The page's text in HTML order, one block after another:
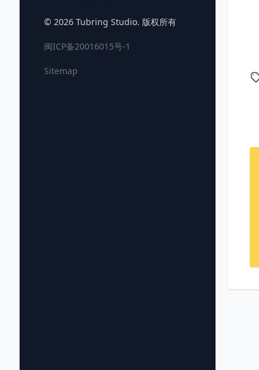
© 2026 Tubring Studio. 版权所有
闽ICP备20016015号-1
Sitemap